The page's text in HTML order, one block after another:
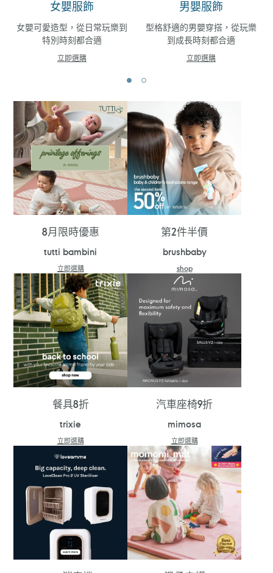
女嬰服飾
女嬰可愛造型，從日常玩樂到
特別時刻都合適
立即選購
男嬰服飾
型格舒適的男嬰穿搭，從玩樂
到成長時刻都合適
立即選購
8月限時優惠
tutti bambini
立即選購
第2件半價
brushbaby
shop
餐具8折
trixie
立即選購
汽車座椅9折
mimosa
立即選購